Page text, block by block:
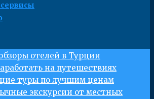
отелей в Турции
на путешествиях
туры по лучшим ценам
экскурсии от местных